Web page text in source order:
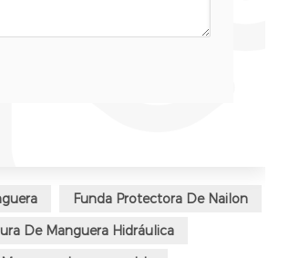
Funda Protectora De Nailon
De Manguera Hidráulica